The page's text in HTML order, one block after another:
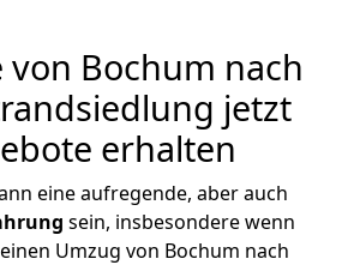
von Bochum nach
jetzt
erhalten
eine aufregende, aber auch
sein, insbesondere wenn
Umzug von Bochum nach